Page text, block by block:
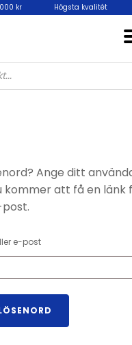
kr Högsta kvalitét
Ange ditt
kommer att få en
e-post